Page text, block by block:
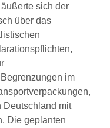
sich der
über das
im
Deutschland mit
Die geplanten